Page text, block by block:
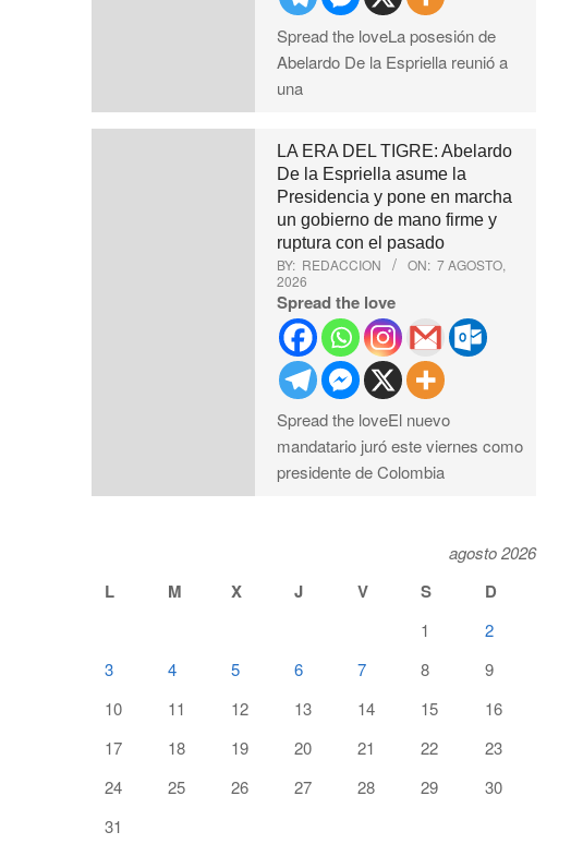
Spread the loveLa posesión de
Abelardo De la Espriella reunió a
una
LA ERA DEL TIGRE: Abelardo
De la Espriella asume la
Presidencia y pone en marcha
un gobierno de mano firme y
ruptura con el pasado
BY: REDACCION ON: 7 AGOSTO,
2026
Spread the love
Spread the loveEl nuevo
mandatario juró este viernes como
presidente de Colombia
agosto 2026
L M X J V S D
1
2
3
4 5 6 7 8
9
10
11 12 13 14 15
16
17
18 19 20 21 22
23
24
25 26 27 28 29
30
31